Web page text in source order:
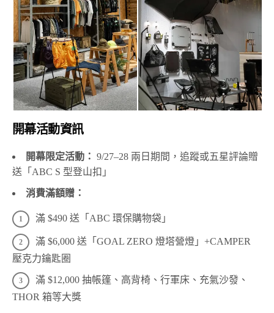
開幕活動資訊
開幕限定活動： 9/27–28 兩日期間，追蹤或五星評論贈
送「ABC S 型登山扣」
消費滿額贈：
滿 $490 送「ABC 環保購物袋」
滿 $6,000 送「GOAL ZERO 燈塔營燈」+CAMPER
壓克力鑰匙圈
滿 $12,000 抽帳篷、高背椅、行軍床、充氣沙發、
THOR 箱等大獎